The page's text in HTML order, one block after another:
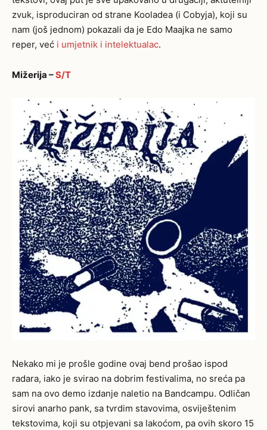
zvuk, isproduciran od strane Kooladea (i Cobyja), koji su
nam (još jednom) pokazali da je Edo Maajka ne samo
reper, već i umjetnik i intelektualac.
Mižerija –S/T
Nekako mi je prošle godine ovaj bend prošao ispod
radara, iako je svirao na dobrim festivalima, no sreća pa
sam na ovo demo izdanje naletio na Bandcampu. Odličan
sirovi anarho pank, sa tvrdim stavovima, osviještenim
tekstovima, koji su otpjevani sa lakoćom, pa ovih skoro 15